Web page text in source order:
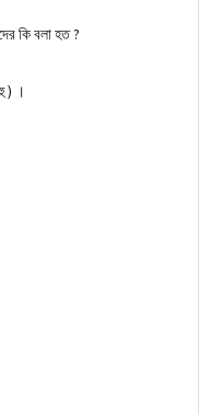
কি বলা হত ?
) ।